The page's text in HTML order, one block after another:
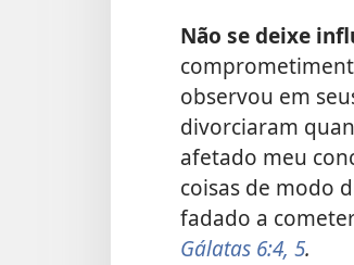
Não se deixe
observou em
divorciaram
afetado meu
coisas de modo
fadado a
Gálatas 6:4, 5.